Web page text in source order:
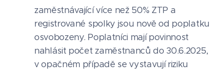
zaměstnávající více než 50% ZTP a
registrované spolky jsou nově od poplatku
osvobozeny. Poplatníci mají povinnost
nahlásit počet zaměstnanců do 30.6.2025,
v opačném případě se vystavují riziku